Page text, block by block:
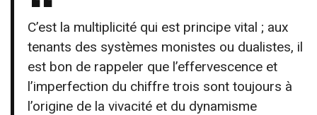
C’est la multiplicité qui est principe vital ; aux
tenants des systèmes monistes ou dualistes, il
est bon de rappeler que l’effervescence et
l’imperfection du chiffre trois sont toujours à
l’origine de la vivacité et du dynamisme